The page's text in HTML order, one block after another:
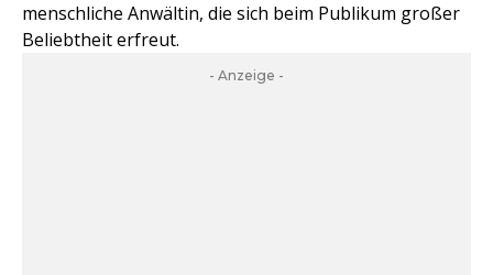
menschliche Anwältin, die sich beim Publikum großer
Beliebtheit erfreut.
- Anzeige -